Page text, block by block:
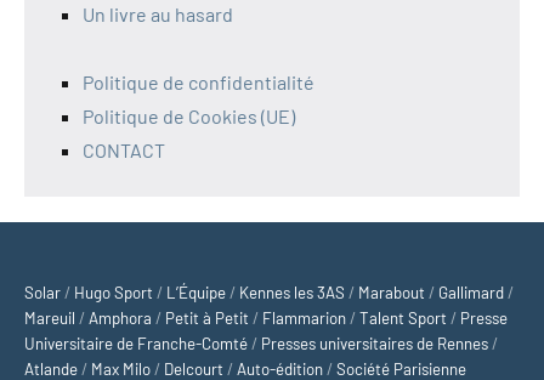
Un livre au hasard
Politique de confidentialité
Politique de Cookies (UE)
CONTACT
Solar / Hugo Sport / L’Équipe / Kennes les 3AS / Marabout / Gallimard /
Mareuil / Amphora / Petit à Petit / Flammarion /Talent Sport / Presse
Universitaire de Franche-Comté / Presses universitaires de Rennes /
Atlande / Max Milo / Delcourt / Auto-édition /Société Parisienne